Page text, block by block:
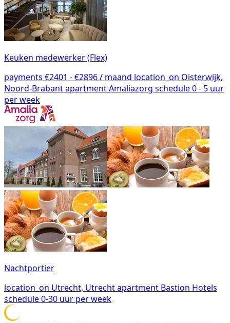
Keuken medewerker (Flex)
payments €2401 - €2896 / maand location_on Oisterwijk,
Noord-BrabantapartmentAmaliazorg schedule0 - 5 uur
per week
Nachtportier
location_on Utrecht, Utrechtapartment Bastion Hotels
schedule0-30 uur per week